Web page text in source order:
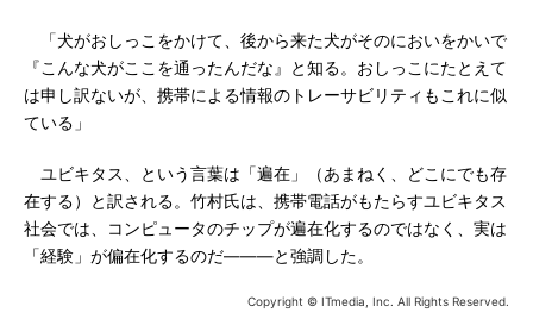
「犬がおしっこをかけて、後から来た犬がそのにおいをかいで
『こんな犬がここを通ったんだな』と知る。おしっこにたとえて
は申し訳ないが、携帯による情報のトレーサビリティもこれに似
ている」
ユビキタス、という言葉は「遍在」（あまねく、どこにでも存
在する）と訳される。竹村氏は、携帯電話がもたらすユビキタス
社会では、コンピュータのチップが遍在化するのではなく、実は
「経験」が偏在化するのだ―――と強調した。
Copyright © ITmedia, Inc. All Rights Reserved.